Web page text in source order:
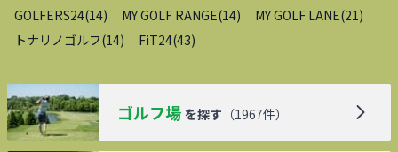
GOLFERS24(14) MY GOLF RANGE(14) MY GOLF LANE(21 )
トナリノゴルフ(14) FiT24(43)
ゴルフ場 を探す （1967件）